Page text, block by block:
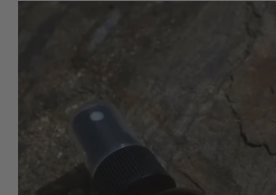
Slideshow Items